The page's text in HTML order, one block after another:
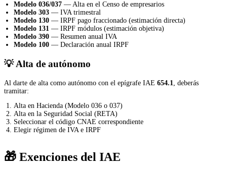
Modelo 036/037 — Alta en el Censo de empresarios
Modelo 303 — IVA trimestral
Modelo 130 — IRPF pago fraccionado (estimación directa)
Modelo 131 — IRPF módulos (estimación objetiva)
Modelo 390 — Resumen anual IVA
Modelo 100 — Declaración anual IRPF
💡 Alta de autónomo
Al darte de alta como autónomo con el epígrafe IAE 654.1
, deberás
tramitar:
Alta en Hacienda (Modelo 036 o 037)
Alta en la Seguridad Social (RETA)
Seleccionar el código CNAE correspondiente
Elegir régimen de IVA e IRPF
🎁 Exenciones del IAE